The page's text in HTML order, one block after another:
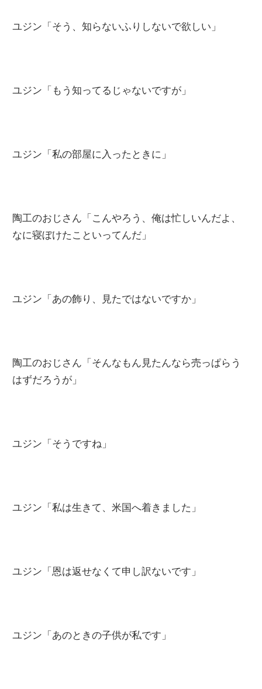
ユジン「そう、知らないふりしないで欲しい」
ユジン「もう知ってるじゃないですが」
ユジン「私の部屋に入ったときに」
陶工のおじさん「こんやろう、俺は忙しいんだよ、
なに寝ぼけたこといってんだ」
ユジン「あの飾り、見たではないですか」
陶工のおじさん「そんなもん見たんなら売っぱらう
はずだろうが」
ユジン「そうですね」
ユジン「私は生きて、米国へ着きました」
ユジン「恩は返せなくて申し訳ないです」
ユジン「あのときの子供が私です」